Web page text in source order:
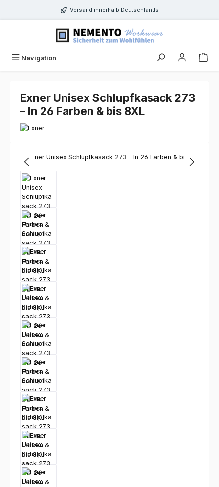
Zum Hauptinhalt springenVersand innerhalb Deutschlands
Navigation
Exner Unisex Schlupfkasack 273
– In 26 Farben & bis 8XL
Bildergalerie überspringen